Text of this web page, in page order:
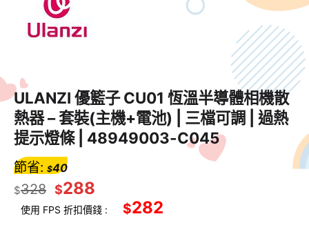
ULANZI 優籃子 CU01 恆溫半導體相機散
熱器 – 套裝(主機+電池) | 三檔可調 | 過熱
提示燈條 | 48949003-C045
$328 $288
節省: $40
使用 FPS 折扣價錢 : $282